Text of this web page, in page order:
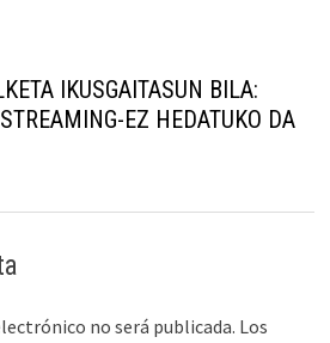
IKUSGAITASUN BILA:
EZ HEDATUKO DA
no será publicada. Los